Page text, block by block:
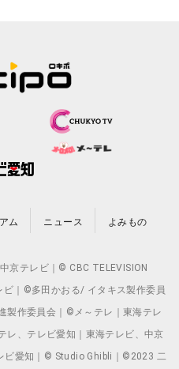
ム ニュース よみもの
京テレビ｜© CBC TELEVISION
｜©多田かおる/ イタキス製作委員
製作委員会｜©メ～テレ｜東海テレ
レ、テレビ愛知｜東海テレビ、中京
ビ愛知｜© Studio Ghibli｜©2023 二